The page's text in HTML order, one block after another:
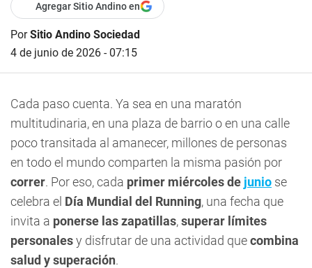
Agregar Sitio Andino en
PorSitio Andino Sociedad
4 de junio de 2026 - 07:15
Cada paso cuenta. Ya sea en una maratón
multitudinaria, en una plaza de barrio o en una calle
poco transitada al amanecer, millones de personas
en todo el mundo comparten la misma pasión por
correr. Por eso, cada primer miércoles de junio se
celebra el Día Mundial del Running, una fecha que
invita a ponerse laszapatillas,superar límites
personalesy disfrutar de una actividad quecombina
salud y superación.